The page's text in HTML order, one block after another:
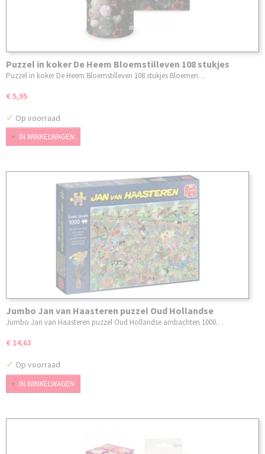
Puzzel in koker De Heem Bloemstilleven 108 stukjes
Puzzel in koker De Heem Bloemstilleven 108 stukjes Bloemen…
€ 5,95
✓ Op voorraad
IN WINKELWAGEN
Jumbo Jan van Haasteren puzzel Oud Hollandse
ambachten 1000 stukjes
Jumbo Jan van Haasteren puzzel Oud Hollandse ambachten 1000…
€ 14,63
✓ Op voorraad
IN WINKELWAGEN